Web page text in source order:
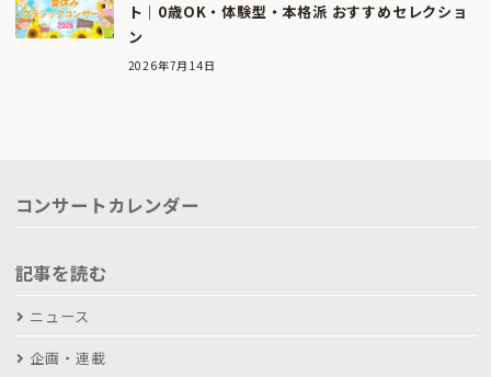
ト｜0歳OK・体験型・本格派 おすすめセレクショ
ン
2026年7月14日
コンサートカレンダー
記事を読む
ニュース
企画・連載